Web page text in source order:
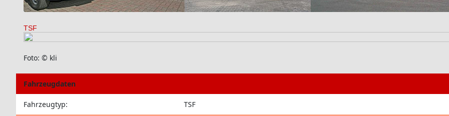
TSF
Foto: © kli
Fahrzeugdaten
Fahrzeugtyp: TSF